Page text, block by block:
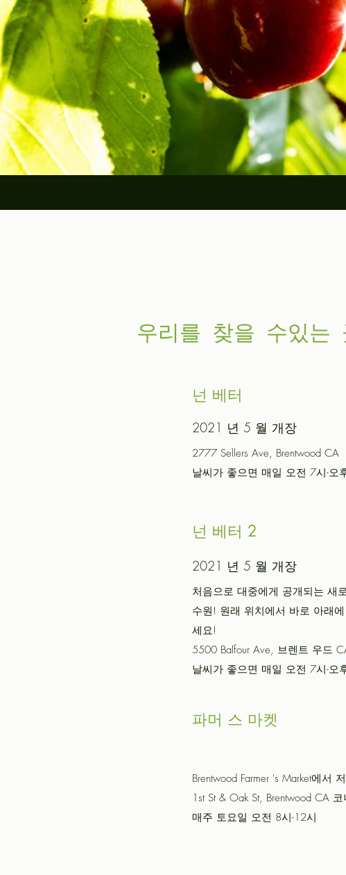
우리를 찾을 수있는
넌 베터
2021 년 5 월 개장
2777 Sellers Ave, Brentwood CA
날씨가 좋으면 매일 오전 7시-오
넌 베터 2
2021 년 5 월 개장
처음으로 대중에게 공개되는 새
수원! 원래 위치에서 바로 아래
세요!
5500 Balfour Ave, 브렌트 우드
날씨가 좋으면 매일 오전 7시-오
파머 스 마켓
Brentwood Farmer 's Market에서
1st St & Oak St, Brentwood CA 코
매주 토요일 오전 8시-12시